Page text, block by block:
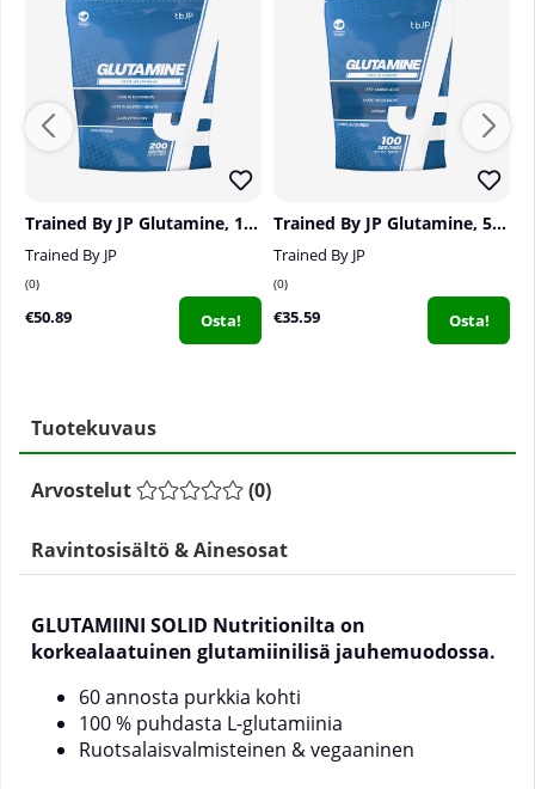
Trained By JP Glutamine, 1 kg
Trained By JP
0
€50.89 Osta!
Trained By JP Glutamine, 500 g
Trained By JP
0
€35.59 Osta!
Tuotekuvaus
Arvostelut (0)
Ravintosisältö & Ainesosat
GLUTAMIINI SOLID Nutritionilta on
korkealaatuinen glutamiinilisä jauhemuodossa.
60 annosta purkkia kohti
100 % puhdasta L-glutamiinia
Ruotsalaisvalmisteinen & vegaaninen